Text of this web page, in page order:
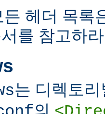
든 헤더 목록
를 참고하
는 디렉토